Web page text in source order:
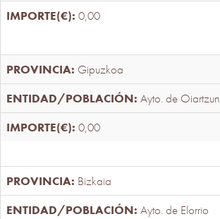
0,00
Gipuzkoa
Ayto. de Oiartzun
0,00
Bizkaia
Ayto. de Elorrio